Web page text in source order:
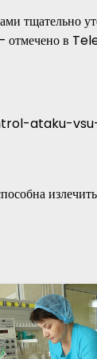
тщательно
— отмечено в
ataku-